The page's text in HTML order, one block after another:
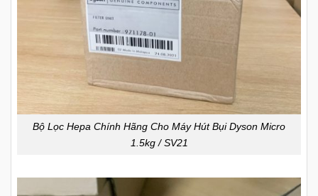
Bộ Lọc Hepa Chính Hãng Cho Máy Hút Bụi Dyson Micro
1.5kg / SV21